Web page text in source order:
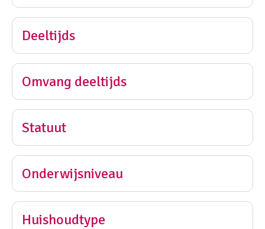
Deeltijds
Omvang deeltijds
Statuut
Onderwijsniveau
Huishoudtype